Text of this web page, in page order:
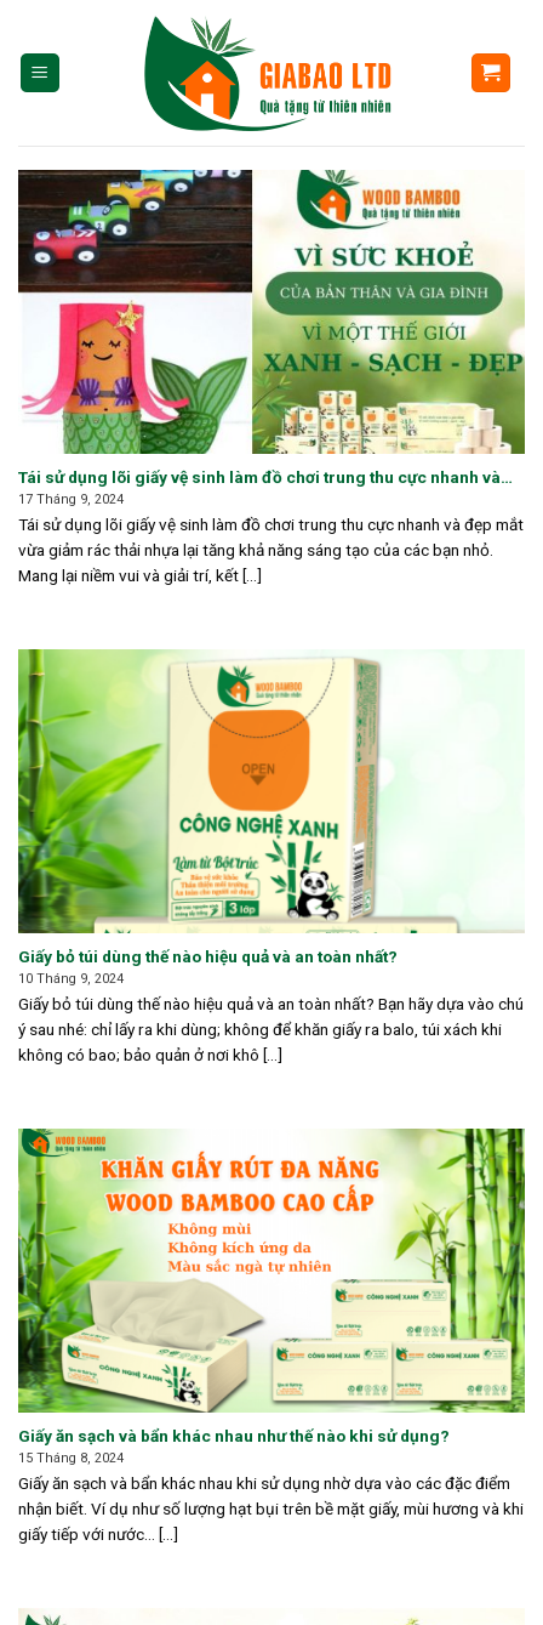
content
Tái sử dụng lõi giấy vệ sinh làm đồ chơi trung thu cực nhanh và
đẹp mắt
17 Tháng 9, 2024
Tái sử dụng lõi giấy vệ sinh làm đồ chơi trung thu cực nhanh và đẹp mắt
vừa giảm rác thải nhựa lại tăng khả năng sáng tạo của các bạn nhỏ.
Mang lại niềm vui và giải trí, kết [...]
Giấy bỏ túi dùng thế nào hiệu quả và an toàn nhất?
10 Tháng 9, 2024
Giấy bỏ túi dùng thế nào hiệu quả và an toàn nhất? Bạn hãy dựa vào chú
ý sau nhé: chỉ lấy ra khi dùng; không để khăn giấy ra balo, túi xách khi
không có bao; bảo quản ở nơi khô [...]
Giấy ăn sạch và bẩn khác nhau như thế nào khi sử dụng?
15 Tháng 8, 2024
Giấy ăn sạch và bẩn khác nhau khi sử dụng nhờ dựa vào các đặc điểm
nhận biết. Ví dụ như số lượng hạt bụi trên bề mặt giấy, mùi hương và khi
giấy tiếp với nước… [...]